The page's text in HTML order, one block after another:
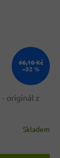
66,10 Kč
–32 %
- originál z
Skladem